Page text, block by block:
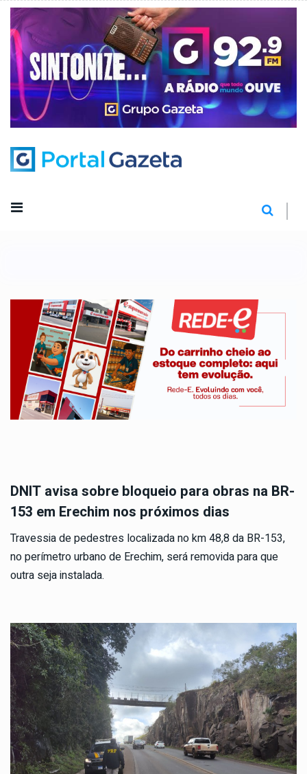
DNIT avisa sobre bloqueio para obras na BR-
153 em Erechim nos próximos dias
Travessia de pedestres localizada no km 48,8 da BR-153,
no perímetro urbano de Erechim, será removida para que
outra seja instalada.